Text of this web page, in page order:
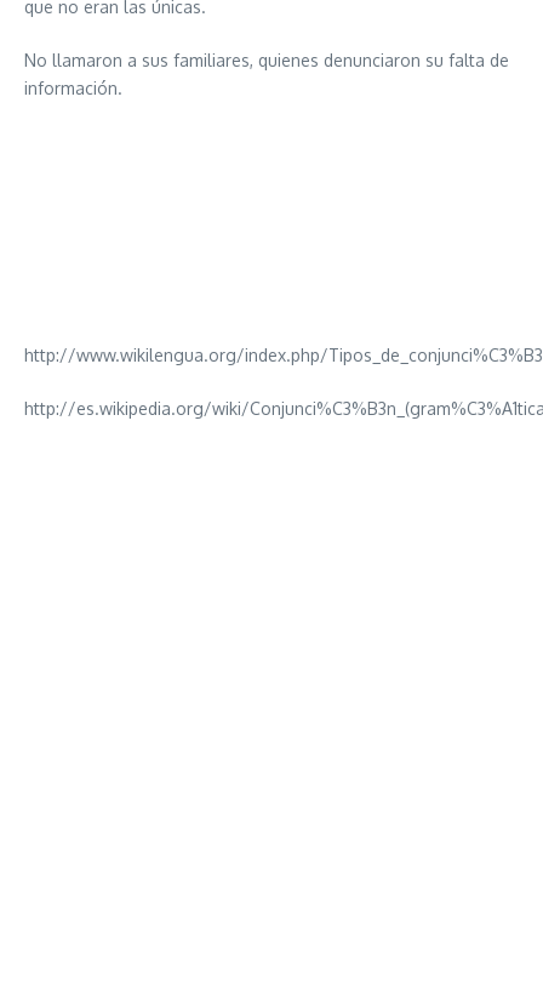
que no eran las únicas.
No llamaron a sus familiares, quienes denunciaron su falta de
información.
http://www.wikilengua.org/index.php/
http://es.wikipedia.org/wiki/